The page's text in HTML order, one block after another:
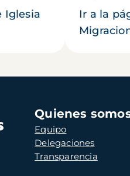
Iglesia
Ir a la
Navegación
principal
Quienes
Equipo
Delegaciones
Transparencia